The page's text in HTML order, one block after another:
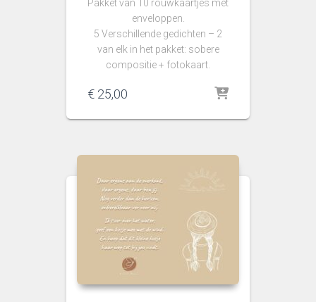
Pakket van 10 rouwkaartjes met
enveloppen.
5 Verschillende gedichten – 2
van elk in het pakket: sobere
compositie + fotokaart.
€ 25,00